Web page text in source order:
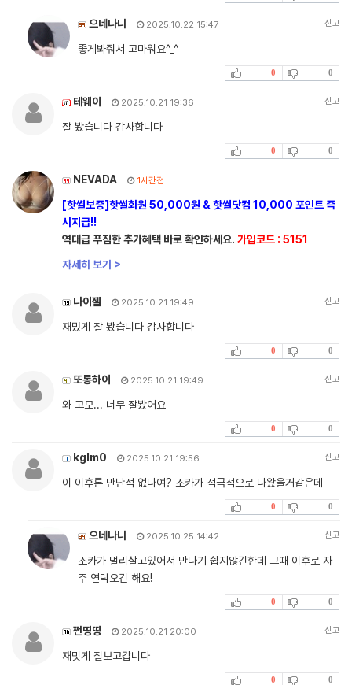
으네나니 2025.10.22 15:47 신고
좋게봐줘서 고마워요^_^
0 0
테웨이 2025.10.21 19:36 신고
잘 봤습니다 감사합니다
0 0
NEVADA 1시간전
[핫썰보증]핫썰회원 50,000원 & 핫썰닷컴 10,000 포인트 즉
시지급!!
역대급 푸짐한 추가혜택 바로 확인하세요. 가입코드 : 5151
자세히 보기 >
나이젤 2025.10.21 19:49 신고
재밌게 잘 봤습니다 감사합니다
0 0
또롱하이 2025.10.21 19:49 신고
와 고모... 너무 잘봤어요
0 0
kglm0 2025.10.21 19:56 신고
이 이후론 만난적 없나여? 조카가 적극적으로 나왔을거같은데
0 0
으네나니 2025.10.25 14:42 신고
조카가 멀리살고있어서 만나기 쉽지않긴한데 그때 이후로 자
주 연락오긴 해요!
0 0
쩐띵띵 2025.10.21 20:00 신고
재밋게 잘보고갑니다
0 0